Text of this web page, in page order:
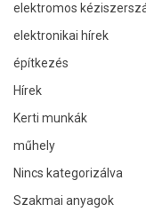
elektromos
elektronikai hírek
építkezés
Hírek
Kerti munkák
műhely
Nincs kategorizálva
Szakmai anyagok